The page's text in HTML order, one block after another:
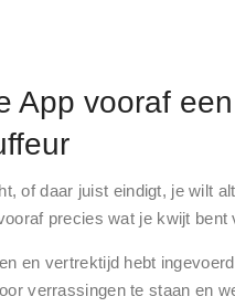
App vooraf
of daar juist eindigt, je wilt
precies wat je kwijt
en vertrektijd hebt
verrassingen te staan en